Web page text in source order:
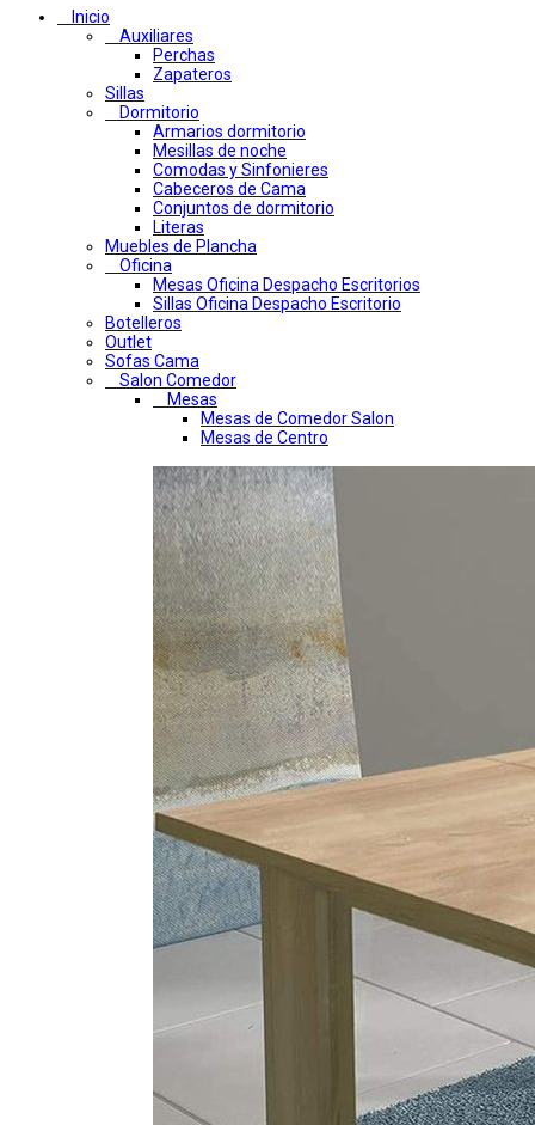
Inicio
Auxiliares
Perchas
Zapateros
Sillas
Dormitorio
Armarios dormitorio
Mesillas de noche
Comodas y Sinfonieres
Cabeceros de Cama
Conjuntos de dormitorio
Literas
Muebles de Plancha
Oficina
Mesas Oficina Despacho Escritorios
Sillas Oficina Despacho Escritorio
Botelleros
Outlet
Sofas Cama
Salon Comedor
Mesas
Mesas de Comedor Salon
Mesas de Centro